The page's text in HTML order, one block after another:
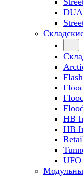
Flash
HB
HB
UFO